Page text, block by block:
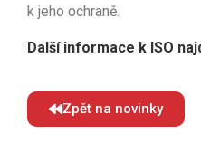
k jeho ochraně.
Další informace k ISO
Zpět na novinky